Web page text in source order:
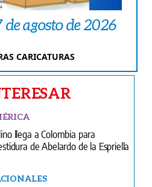
agosto de 2026
CARICATURAS
llega a Colombia para
de Abelardo de la Espriella